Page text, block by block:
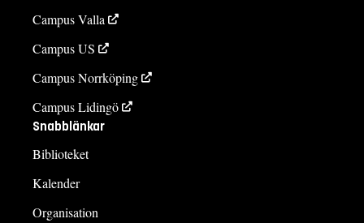
Campus Valla
Campus US
Campus Norrköping
Campus Lidingö
Snabblänkar
Biblioteket
Kalender
Organisation